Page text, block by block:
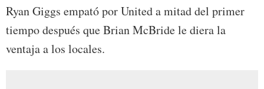
Ryan Giggs empató por United a mitad del primer
tiempo después que Brian McBride le diera la
ventaja a los locales.